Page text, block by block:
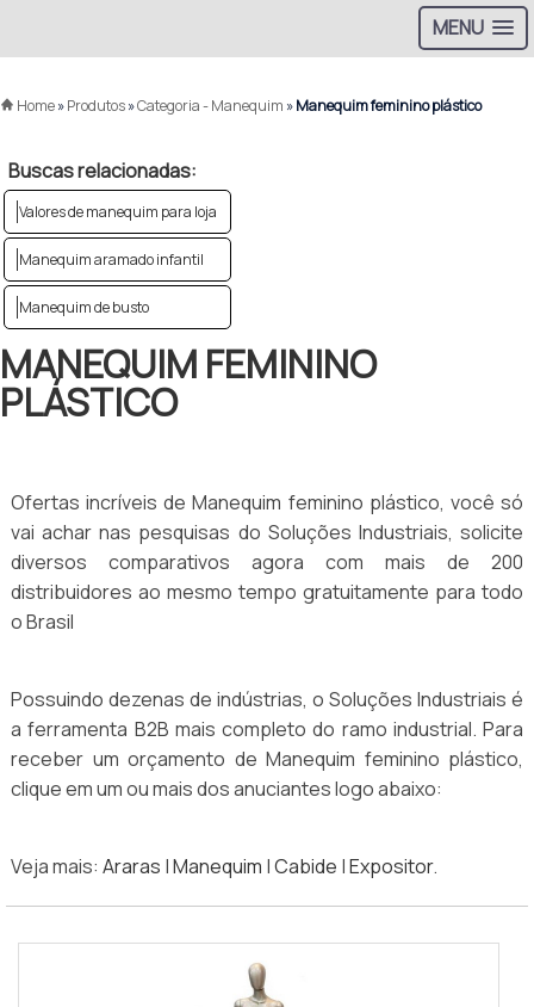
MENU
Home»Produtos»Categoria - Manequim »Manequim feminino plástico
Buscas relacionadas:
Valores de manequim para loja
Manequim aramado infantil
Manequim de busto
MANEQUIM FEMININO
PLÁSTICO
Ofertas incríveis de Manequim feminino plástico, você só
vai achar nas pesquisas do Soluções Industriais, solicite
diversos comparativos agora com mais de 200
distribuidores ao mesmo tempo gratuitamente para todo
o Brasil
Possuindo dezenas de indústrias, o Soluções Industriais é
a ferramenta B2B mais completo do ramo industrial. Para
receber um orçamento de Manequim feminino plástico,
clique em um ou mais dos anuciantes logo abaixo:
Veja mais: Araras |Manequim |Cabide |Expositor.